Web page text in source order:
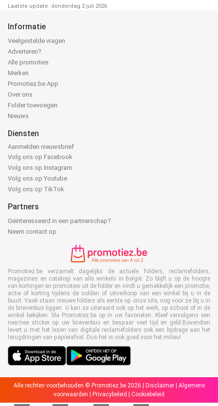
Laatste update: donderdag 2 juli 2026
Informatie
Veelgestelde vragen
Adverteren?
Alle promoties
Merken
Promotiez.be App
Over ons
Folder toevoegen
Nieuws
Diensten
Aanmelden nieuwsbrief
Volg ons op Facebook
Volg ons op Instagram
Volg ons op Youtube
Volg ons op TikTok
Partners
Geïnteresseerd in een partnerschap?
Neem contact op
Promotiez.be verzamelt dagelijks de actuele folders, reclamefolders,
magazines en catalogi van alle winkels in België. Zo blijft u op de hoogte
van kortingen en promoties uit de folder en vindt u gemakkelijk een promotie,
actie of korting tijdens de solden of uitverkoop van een winkel bij u in de
buurt. Vaak staan nieuwe folders als eerste op onze site, nog voor ze bij u in
de brievenbus liggen. U kan ze uiteraard ook op het werk, op school of in de
winkel bekijken. Sla Promotiez.be op in uw favorieten. Kleef vervolgens een
nee/nee sticker op uw brievenbus en bespaar veel tijd en geld.Bovendien
levert u met het lezen van digitale reclamefolders ook een bijdrage aan het
terugdringen van papierafval. Dus het is ook goed voor het milieu!
Alle rechten voorbehouden © Promotiez.be 2026 | Disclaimer| Algemene
voorwaarden
Privacybeleid Cookiebeleid